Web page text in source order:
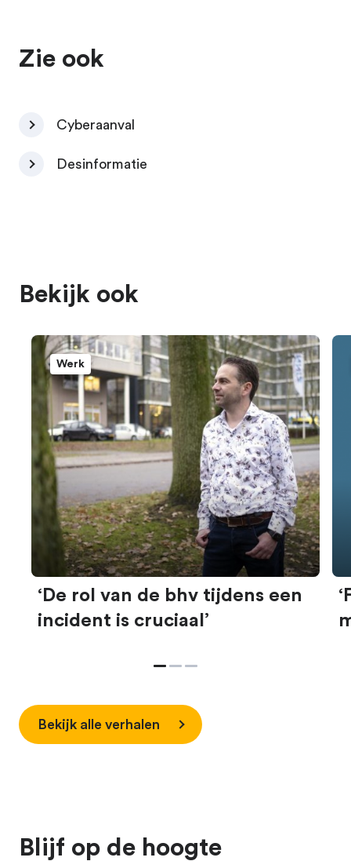
Zie ook
Cyberaanval
Desinformatie
Bekijk ook
Werk
‘De rol van de bhv tijdens een
incident is cruciaal’
Bekijk alle verhalen
Blijf op de hoogte